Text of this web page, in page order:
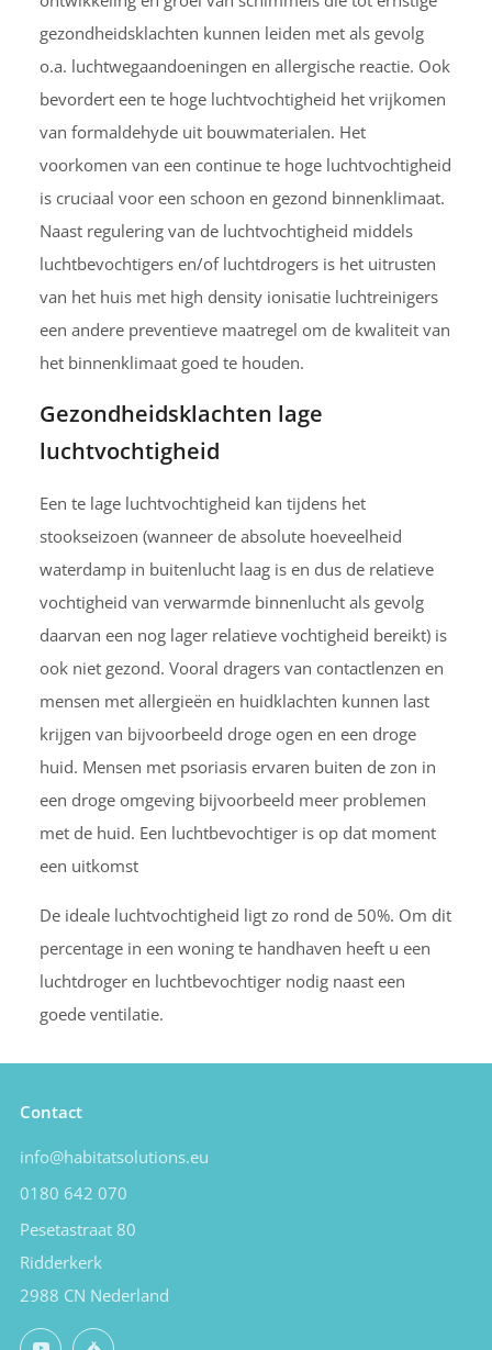
gezondheidsklachten kunnen leiden met als gevolg
o.a. luchtwegaandoeningen en allergische reactie. Ook
bevordert een te hoge luchtvochtigheid het vrijkomen
van formaldehyde uit bouwmaterialen. Het
voorkomen van een continue te hoge luchtvochtigheid
is cruciaal voor een schoon en gezond binnenklimaat.
Naast regulering van de luchtvochtigheid middels
luchtbevochtigers en/of luchtdrogers is het uitrusten
van het huis met high density ionisatie luchtreinigers
een andere preventieve maatregel om de kwaliteit van
het binnenklimaat goed te houden.
Gezondheidsklachten lage
luchtvochtigheid
Een te lage luchtvochtigheid kan tijdens het
stookseizoen (wanneer de absolute hoeveelheid
waterdamp in buitenlucht laag is en dus de relatieve
vochtigheid van verwarmde binnenlucht als gevolg
daarvan een nog lager relatieve vochtigheid bereikt) is
ook niet gezond. Vooral dragers van contactlenzen en
mensen met allergieën en huidklachten kunnen last
krijgen van bijvoorbeeld droge ogen en een droge
huid. Mensen met psoriasis ervaren buiten de zon in
een droge omgeving bijvoorbeeld meer problemen
met de huid. Een luchtbevochtiger is op dat moment
een uitkomst
De ideale luchtvochtigheid ligt zo rond de 50%. Om dit
percentage in een woning te handhaven heeft u een
luchtdroger en luchtbevochtiger nodig naast een
goede ventilatie.
Contact
info@habitatsolutions.eu
0180 642 070
Pesetastraat 80
Ridderkerk
2988 CN Nederland
YouTubeUntappd